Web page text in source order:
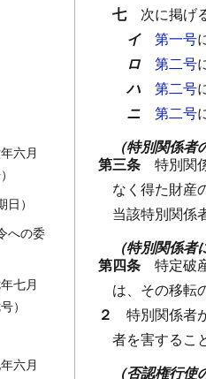
六月
）
への委
七月
）
六月
七 次に掲げ
イ 第一号
ロ 第二号
ハ 第二号
ニ 第二号
（特別関係
第三条 特別関
なく得た財産
当該特別関係
（特別関係
第四条 特定破
は、その移転
２ 特別関係者
者を害するこ
（否認権行使